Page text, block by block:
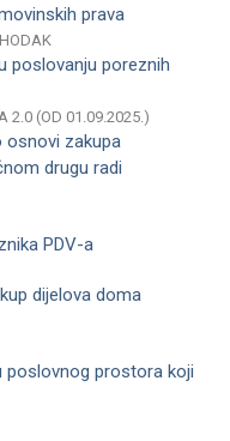
prava
poslovanju poreznih
2.0 (OD 01.09.2025.)
osnovi zakupa
drugu radi
PDV-a
dijelova doma
poslovnog prostora koji